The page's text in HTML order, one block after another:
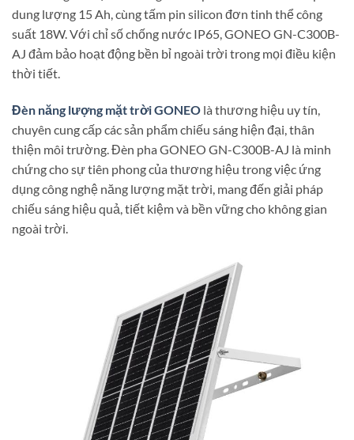
dung lượng 15 Ah, cùng tấm pin silicon đơn tinh thể công
suất 18W. Với chỉ số chống nước IP65, GONEO GN-C300B-
AJ đảm bảo hoạt động bền bỉ ngoài trời trong mọi điều kiện
thời tiết.
Đèn năng lượng mặt trời GONEO là thương hiệu uy tín,
chuyên cung cấp các sản phẩm chiếu sáng hiện đại, thân
thiện môi trường. Đèn pha GONEO GN-C300B-AJ là minh
chứng cho sự tiên phong của thương hiệu trong việc ứng
dụng công nghệ năng lượng mặt trời, mang đến giải pháp
chiếu sáng hiệu quả, tiết kiệm và bền vững cho không gian
ngoài trời.